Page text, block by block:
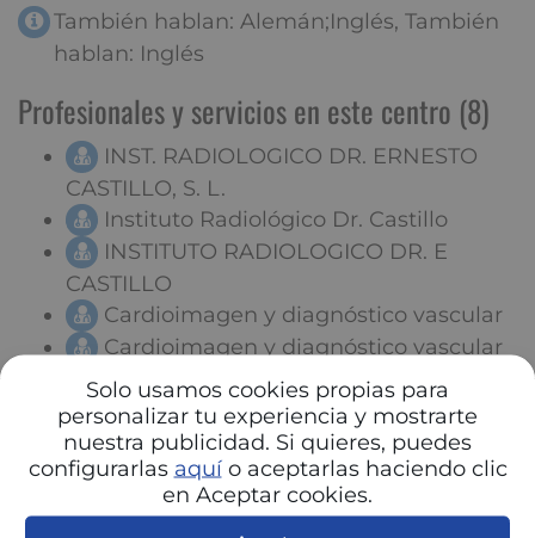
Solo usamos cookies propias para
personalizar tu experiencia y mostrarte
nuestra publicidad. Si quieres, puedes
configurarlas aquío aceptarlas haciendo clic
en Aceptar cookies.
También hablan: Alemán;Inglés, También
hablan: Inglés
Profesionales y servicios en este centro (8)
INST. RADIOLOGICO DR. ERNESTO
CASTILLO, S. L.
Instituto Radiológico Dr. Castillo
INSTITUTO RADIOLOGICO DR. E
CASTILLO
Cardioimagen y diagnóstico vascular
Cardioimagen y diagnóstico vascular
(Bueno Bertomeu, Alicia)
Cardioimagen y diagnóstico vascular
(Perea Egido, Jesús Ángel)
Cardioimagen y diagnóstico vascular
(Monereo Alonso, Alfonso)